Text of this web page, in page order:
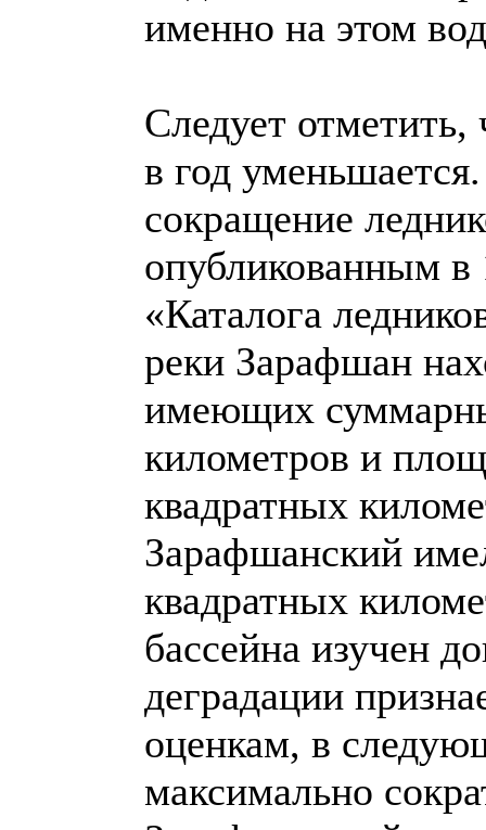
именно на этом
Cледует
в год
сокращение
опубликованным в
«Каталога
реки Зарафшан
имеющих
километров и
квадратных
Зарафшанский
квадратных
бассейна изучен
деградации
оценкам, в
максимально